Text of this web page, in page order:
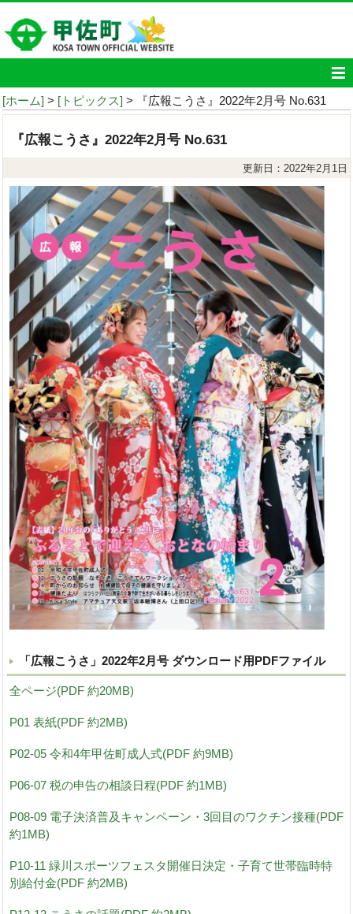
[ホーム] > [トピックス] > 『広報こうさ』2022年2月号 No.631
『広報こうさ』2022年2月号 No.631
更新日：2022年2月1日
「広報こうさ」2022年2月号 ダウンロード用PDFファイル
全ページ(PDF 約20MB)
P01 表紙(PDF 約2MB)
P02-05 令和4年甲佐町成人式(PDF 約9MB)
P06-07 税の申告の相談日程(PDF 約1MB)
P08-09 電子決済普及キャンペーン・3回目のワクチン接種(PDF
約1MB)
P10-11 緑川スポーツフェスタ開催日決定・子育て世帯臨時特
別給付金(PDF 約2MB)